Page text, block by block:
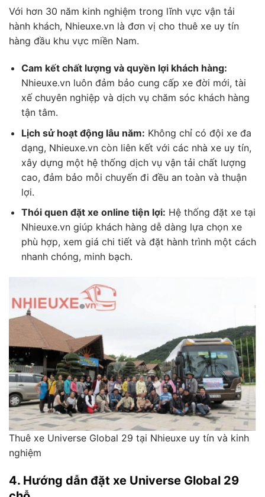
Với hơn 30 năm kinh nghiệm trong lĩnh vực vận tải
hành khách, Nhieuxe.vn là đơn vị cho thuê xe uy tín
hàng đầu khu vực miền Nam.
Cam kết chất lượng và quyền lợi khách hàng:
Nhieuxe.vn luôn đảm bảo cung cấp xe đời mới, tài
xế chuyên nghiệp và dịch vụ chăm sóc khách hàng
tận tâm.
Lịch sử hoạt động lâu năm: Không chỉ có đội xe đa
dạng, Nhieuxe.vn còn liên kết với các nhà xe uy tín,
xây dựng một hệ thống dịch vụ vận tải chất lượng
cao, đảm bảo mỗi chuyến đi đều an toàn và thuận
lợi.
Thói quen đặt xe online tiện lợi: Hệ thống đặt xe tại
Nhieuxe.vn giúp khách hàng dễ dàng lựa chọn xe
phù hợp, xem giá chi tiết và đặt hành trình một cách
nhanh chóng, minh bạch.
Thuê xe Universe Global 29 tại Nhieuxe uy tín và kinh
nghiệm
4. Hướng dẫn đặt xe Universe Global 29